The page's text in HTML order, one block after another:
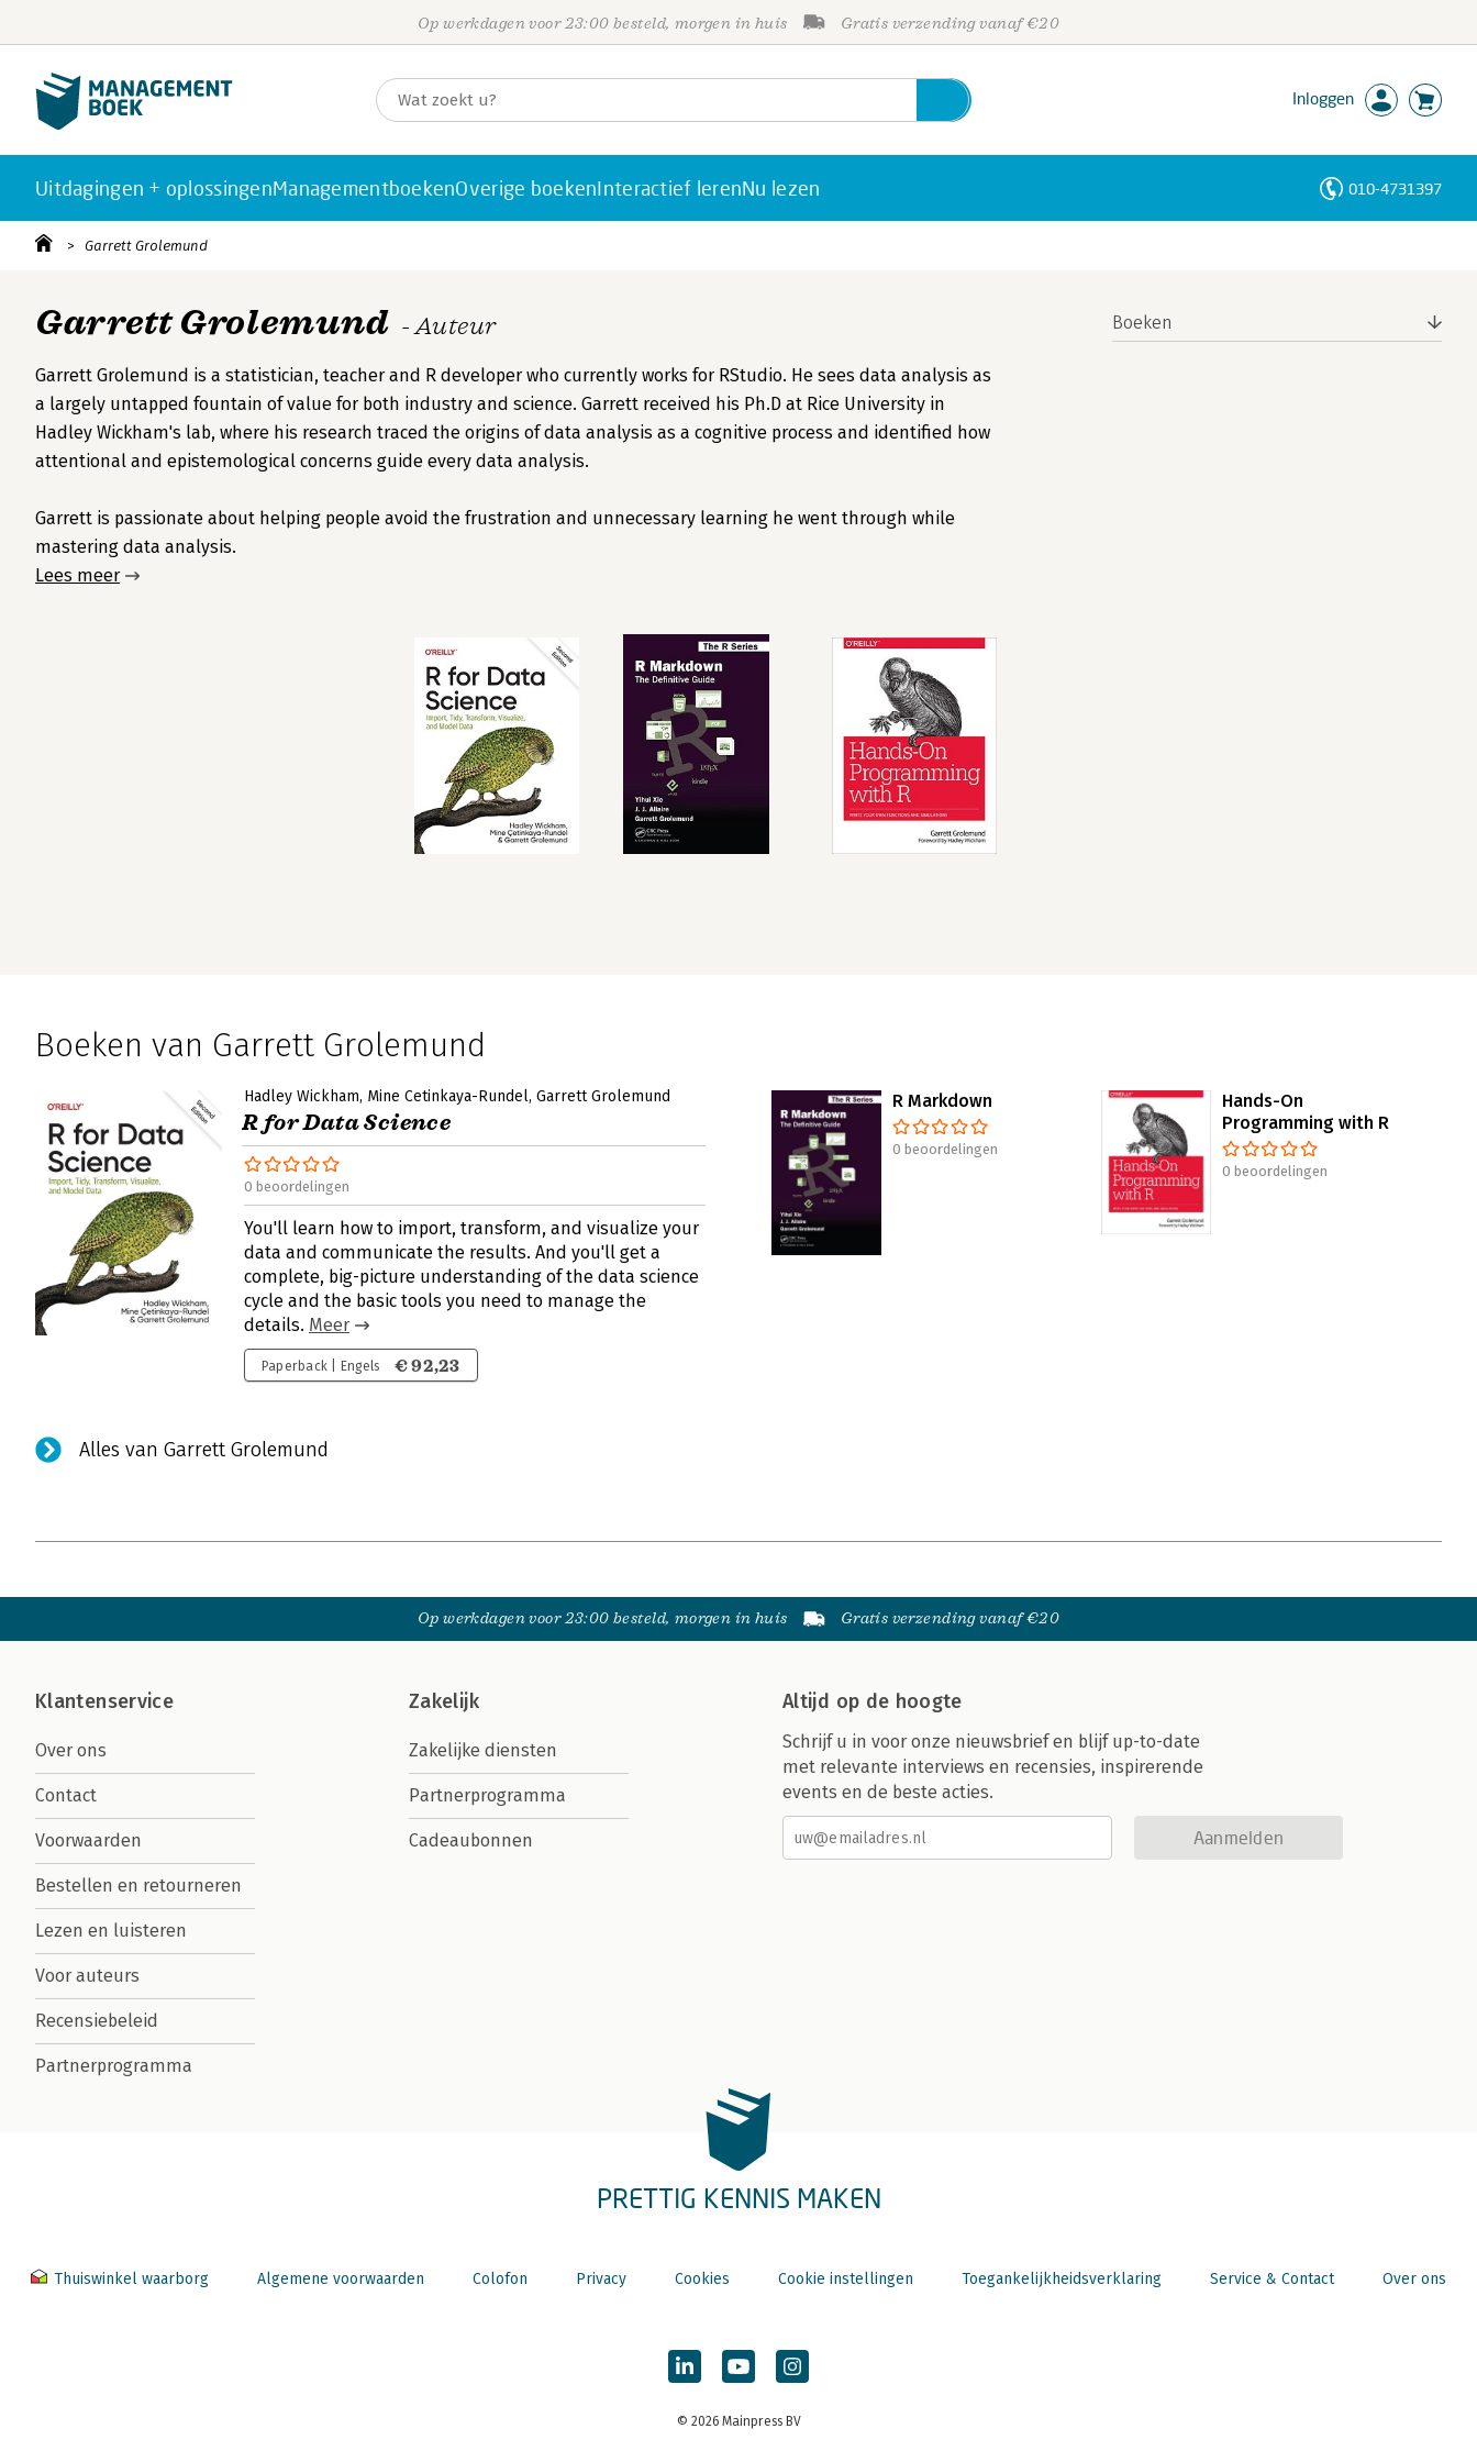
Op werkdagen voor 23:00 besteld, morgen in huis Gratis verzending vanaf €20
Inloggen
Uitdagingen + oplossingenManagementboekenOverige boekenInteractief lerenNu lezen 010-4731397
Garrett Grolemund
Garrett Grolemund - Auteur
Garrett Grolemund is a statistician, teacher and R developer who currently works for RStudio. He sees data analysis as
a largely untapped fountain of value for both industry and science. Garrett received his Ph.D at Rice University in
Hadley Wickham's lab, where his research traced the origins of data analysis as a cognitive process and identified how
attentional and epistemological concerns guide every data analysis.
Garrett is passionate about helping people avoid the frustration and unnecessary learning he went through while
mastering data analysis.
Lees meer
Boeken
Boeken van Garrett Grolemund
Hadley Wickham Mine Cetinkaya-Rundel Garrett Grolemund
R for Data Science
0 beoordelingen
You'll learn how to import, transform, and visualize your
data and communicate the results. And you'll get a
complete, big-picture understanding of the data science
cycle and the basic tools you need to manage the
details. Meer
Paperback | Engels € 92,23
R Markdown
0 beoordelingen
Hands-On
Programming with R
0 beoordelingen
Alles van Garrett Grolemund
Op werkdagen voor 23:00 besteld, morgen in huis Gratis verzending vanaf €20
Klantenservice
Over ons
Contact
Voorwaarden
Bestellen en retourneren
Lezen en luisteren
Voor auteurs
Recensiebeleid
Partnerprogramma
Zakelijk
Zakelijke diensten
Partnerprogramma
Cadeaubonnen
Altijd op de hoogte
Schrijf u in voor onze nieuwsbrief en blijf up-to-date
met relevante interviews en recensies, inspirerende
events en de beste acties.
Aanmelden
PRETTIG KENNIS MAKEN
Thuiswinkel waarborg Algemene voorwaarden Colofon Privacy Cookies Cookie instellingen Toegankelijkheidsverklaring Service & Contact Over ons
© 2026 Mainpress BV
Personen